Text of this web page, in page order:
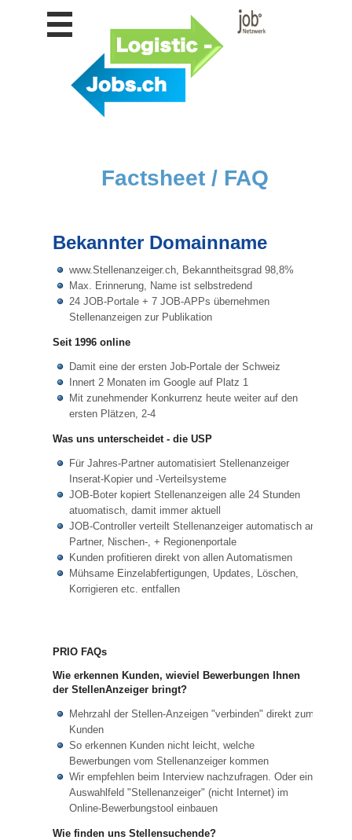
Personalberatungen
Lehrstellen
Lehrstellen
Factsheet / FAQ
Bekannter Domainname
www.Stellenanzeiger.ch, Bekanntheitsgrad 98,8%
Max. Erinnerung, Name ist selbstredend
24 JOB-Portale + 7 JOB-APPs übernehmen
Stellenanzeigen zur Publikation
Seit 1996 online
Damit eine der ersten Job-Portale der Schweiz
Innert 2 Monaten im Google auf Platz 1
Mit zunehmender Konkurrenz heute weiter auf den
ersten Plätzen, 2-4
Was uns unterscheidet - die USP
Für Jahres-Partner automatisiert Stellenanzeiger
Inserat-Kopier und -Verteilsysteme
JOB-Boter kopiert Stellenanzeigen alle 24 Stunden
atuomatisch, damit immer aktuell
JOB-Controller verteilt Stellenanzeiger automatisch an
Partner, Nischen-, + Regionenportale
Kunden profitieren direkt von allen Automatismen
Mühsame Einzelabfertigungen, Updates, Löschen,
Korrigieren etc. entfallen
PRIO FAQs
Wie erkennen Kunden, wieviel Bewerbungen Ihnen
der StellenAnzeiger bringt?
Mehrzahl der Stellen-Anzeigen "verbinden" direkt zum
Kunden
So erkennen Kunden nicht leicht, welche
Bewerbungen vom Stellenanzeiger kommen
Wir empfehlen beim Interview nachzufragen. Oder ein
Auswahlfeld "Stellenanzeiger" (nicht Internet) im
Online-Bewerbungstool einbauen
Wie finden uns Stellensuchende?